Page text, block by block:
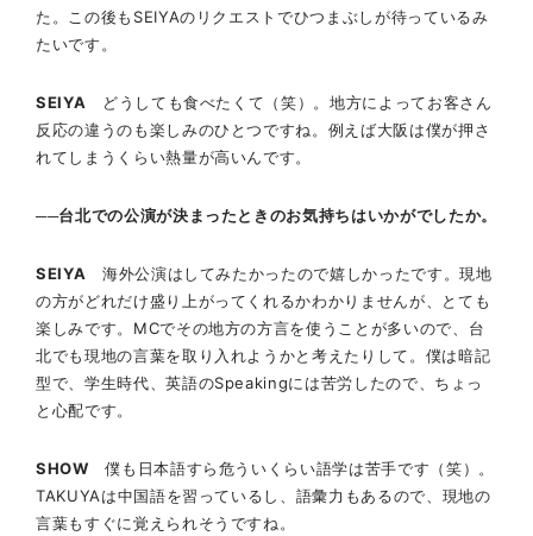
た。この後もSEIYAのリクエストでひつまぶしが待っているみ
たいです。
SEIYA
どうしても食べたくて（笑）。地方によってお客さん
反応の違うのも楽しみのひとつですね。例えば大阪は僕が押さ
れてしまうくらい熱量が高いんです。
──台北での公演が決まったときのお気持ちはいかがでしたか。
SEIYA 海外公演はしてみたかったので嬉しかったです。現地
の方がどれだけ盛り上がってくれるかわかりませんが、とても
楽しみです。MCでその地方の方言を使うことが多いので、台
北でも現地の言葉を取り入れようかと考えたりして。僕は暗記
型で、学生時代、英語のSpeakingには苦労したので、ちょっ
と心配です。
SHOW僕も日本語すら危ういくらい語学は苦手です（笑）。
TAKUYAは中国語を習っているし、語彙力もあるので、現地の
言葉もすぐに覚えられそうですね。